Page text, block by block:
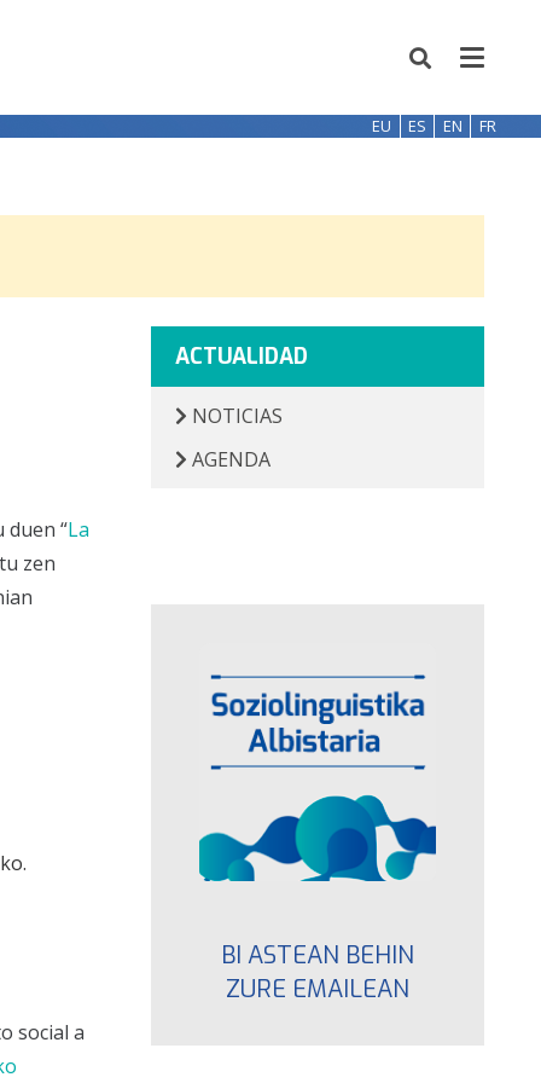
EU ES EN FR
“La
zen
social a
ACTUALIDAD
NOTICIAS
AGENDA
BI ASTEAN BEHIN
ZURE EMAILEAN